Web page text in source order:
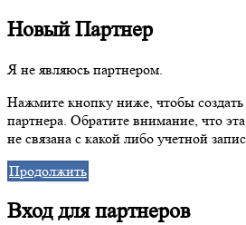
Новый Партнер
Я не являюсь партнером.
Нажмите кнопку ниже, чтобы создать
партнера. Обратите внимание, что
не связана с какой либо учетной
Продолжить
Вход для партнеров